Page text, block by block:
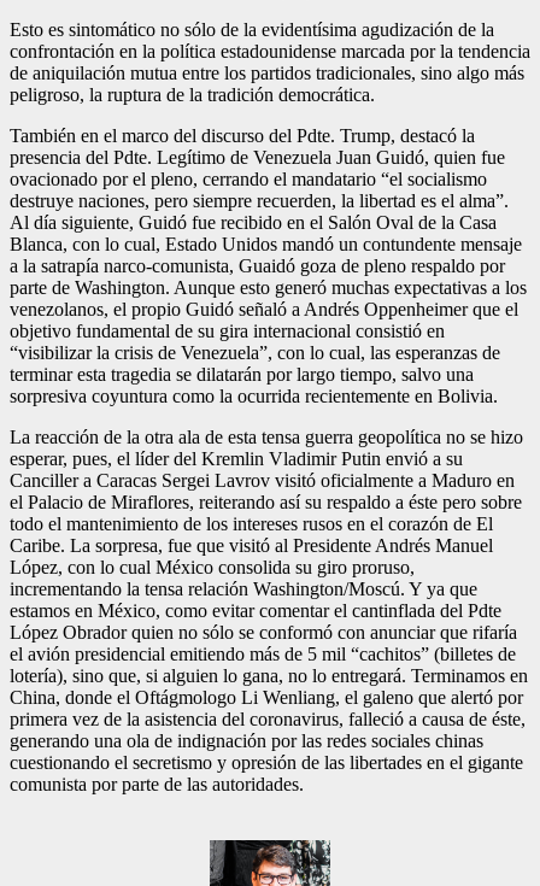
Esto es sintomático no sólo de la evidentísima agudización de la
confrontación en la política estadounidense marcada por la tendencia
de aniquilación mutua entre los partidos tradicionales, sino algo más
peligroso, la ruptura de la tradición democrática.
También en el marco del discurso del Pdte. Trump, destacó la
presencia del Pdte. Legítimo de Venezuela Juan Guidó, quien fue
ovacionado por el pleno, cerrando el mandatario “el socialismo
destruye naciones, pero siempre recuerden, la libertad es el alma”.
Al día siguiente, Guidó fue recibido en el Salón Oval de la Casa
Blanca, con lo cual, Estado Unidos mandó un contundente mensaje
a la satrapía narco-comunista, Guaidó goza de pleno respaldo por
parte de Washington. Aunque esto generó muchas expectativas a los
venezolanos, el propio Guidó señaló a Andrés Oppenheimer que el
objetivo fundamental de su gira internacional consistió en
“visibilizar la crisis de Venezuela”, con lo cual, las esperanzas de
terminar esta tragedia se dilatarán por largo tiempo, salvo una
sorpresiva coyuntura como la ocurrida recientemente en Bolivia.
La reacción de la otra ala de esta tensa guerra geopolítica no se hizo
esperar, pues, el líder del Kremlin Vladimir Putin envió a su
Canciller a Caracas Sergei Lavrov visitó oficialmente a Maduro en
el Palacio de Miraflores, reiterando así su respaldo a éste pero sobre
todo el mantenimiento de los intereses rusos en el corazón de El
Caribe. La sorpresa, fue que visitó al Presidente Andrés Manuel
López, con lo cual México consolida su giro proruso,
incrementando la tensa relación Washington/Moscú. Y ya que
estamos en México, como evitar comentar el cantinflada del Pdte
López Obrador quien no sólo se conformó con anunciar que rifaría
el avión presidencial emitiendo más de 5 mil “cachitos” (billetes de
lotería), sino que, si alguien lo gana, no lo entregará. Terminamos en
China, donde el Oftágmologo Li Wenliang, el galeno que alertó por
primera vez de la asistencia del coronavirus, falleció a causa de éste,
generando una ola de indignación por las redes sociales chinas
cuestionando el secretismo y opresión de las libertades en el gigante
comunista por parte de las autoridades.